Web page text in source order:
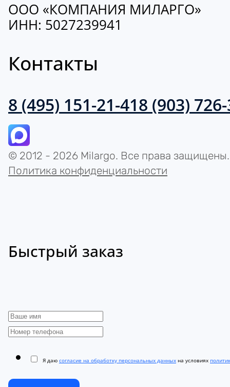
ООО «КОМПАНИЯ МИЛАРГО»
ИНН: 5027239941
Контакты
8 (495) 151-21-418 (903)
© 2012 - 2026 Milargo. Все права защищены.
Политика конфиденциальности
Быстрый заказ
Я даю согласие на обработку персональных данных на условиях